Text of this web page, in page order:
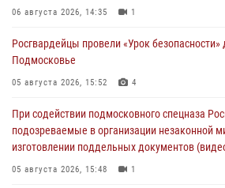
06 августа 2026, 14:35 1
Росгвардейцы провели «Урок безопасности»
Подмосковье
05 августа 2026, 15:52 4
При содействии подмосковного спецназа
подозреваемые в организации незаконной
изготовлении поддельных документов
05 августа 2026, 15:48 1